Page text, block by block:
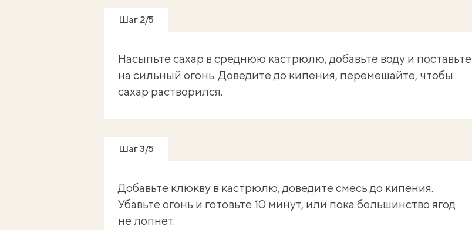
Шаг 2/5
Насыпьте сахар в среднюю кастрюлю, добавьте воду и поставьте
на сильный огонь. Доведите до кипения, перемешайте, чтобы
сахар растворился.
Шаг 3/5
Добавьте клюкву в кастрюлю, доведите смесь до кипения.
Убавьте огонь и готовьте 10 минут, или пока большинство ягод
не лопнет.